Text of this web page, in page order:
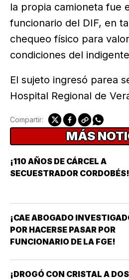
la propia camioneta fue
funcionario del DIF, en
chequeo físico para
condiciones del
El sujeto ingresó parea
Hospital Regional de
Compartir:
MÁS
¡110 AÑOS DE CÁRCEL A
SECUESTRADOR CORDOBÉS!
¡CAE ABOGADO
POR HACERSE PASAR POR
FUNCIONARIO DE LA FGE!
¡DROGÓ CON CRISTAL A DOS